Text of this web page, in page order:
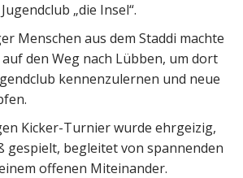
„die Insel“.
Menschen aus dem Staddi machte
den Weg nach Lübben, um dort
kennenzulernen und neue
Kicker-Turnier wurde ehrgeizig,
gespielt, begleitet von spannenden
offenen Miteinander.